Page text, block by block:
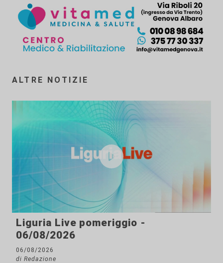
ALTRE NOTIZIE
Liguria Live pomeriggio -
06/08/2026
06/08/2026
di Redazione